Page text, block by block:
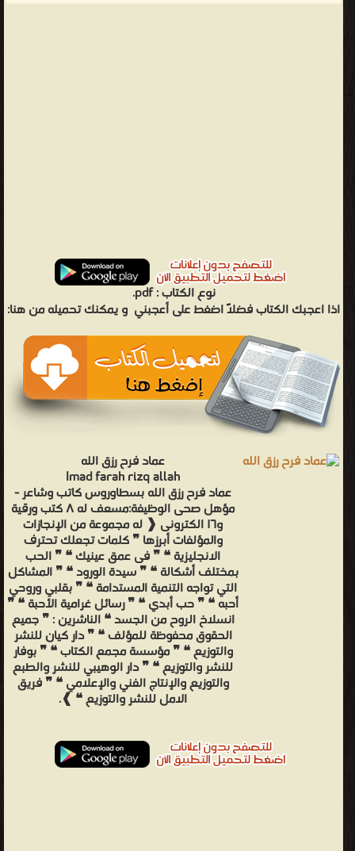
نوع الكتاب :pdf.
اذا اعجبك الكتاب فضلاً اضغط على أعجبني و يمكنك تحميله من هنا:
عماد فرح رزق الله
Imad farah rizq allah
عماد فرح رزق الله بسطاوروس كاتب وشاعر -
مؤهل صحى الوظيفة:مسعف له ٨ كتب ورقية
و١٦ الكترونى ❰ له مجموعة من الإنجازات
والمؤلفات أبرزها ❞ كلمات تجعلك تحترف
الانجليزية ❝ ❞ فى عمق عينيك ❝ ❞ الحب
بمختلف أشكالة ❝ ❞ سيدة الورود ❝ ❞ المشاكل
التي تواجه التنمية المستدامة ❝ ❞ بقلبي وروحي
أحبه ❝ ❞ حب أبدي ❝ ❞ رسائل غرامية الأحبة ❝ ❞
انسلاخ الروح من الجسد ❝ الناشرين : ❞ جميع
الحقوق محفوظة للمؤلف ❝ ❞ دار كيان للنشر
والتوزيع ❝ ❞ مؤسسة مجمع الكتاب ❝ ❞ بوفار
للنشر والتوزيع ❝ ❞ دار الوهيبي للنشر والطبع
والتوزيع والإنتاج الفني والإعلامي ❝ ❞ فريق
الامل للنشر والتوزيع ❝ ❱.